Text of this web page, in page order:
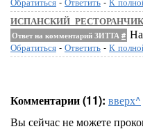
ИСПАНСКИЙ_РЕСТОРАНЧИК
Ответ на комментарий ЗИТТА #
Обратиться - Ответить - К
Комментарии (11): вверх^
Вы сейчас не можете